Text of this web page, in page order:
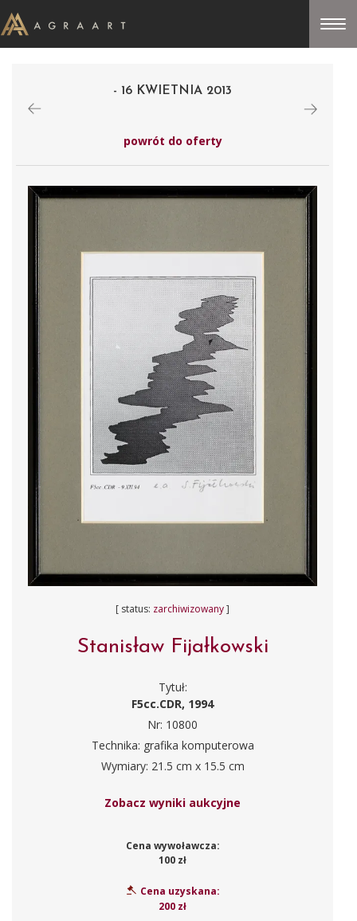
- 16 KWIETNIA 2013
powrót do oferty
[ status: zarchiwizowany]
Stanisław Fijałkowski
Tytuł:
F5cc.CDR, 1994
Nr: 10800
Technika: grafika komputerowa
Wymiary: 21.5 cm x 15.5 cm
Zobacz wyniki aukcyjne
Cena wywoławcza:
100 zł
Cena uzyskana:
200 zł